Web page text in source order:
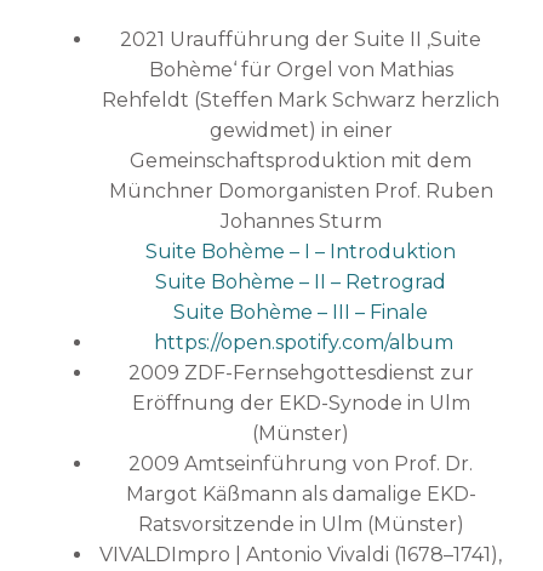
2021 Uraufführung der Suite II ‚Suite
Bohème‘ für Orgel von Mathias
Rehfeldt (Steffen Mark Schwarz herzlich
gewidmet) in einer
Gemeinschaftsproduktion mit dem
Münchner Domorganisten Prof. Ruben
Johannes Sturm
Suite Bohème – I – Introduktion
Suite Bohème – II – Retrograd
Suite Bohème – III – Finale
https://open.spotify.com/album
2009 ZDF-Fernsehgottesdienst zur
Eröffnung der EKD-Synode in Ulm
(Münster)
2009 Amtseinführung von Prof. Dr.
Margot Käßmann als damalige EKD-
Ratsvorsitzende in Ulm (Münster)
VIVALDImpro | Antonio Vivaldi (1678–1741),